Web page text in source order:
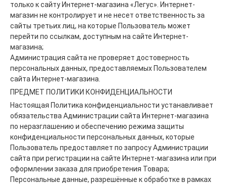
только к сайту Интернет-магазина «Легус». Интернет-
магазин не контролирует и не несет ответственность за
сайты третьих лиц, на которые Пользователь может
перейти по ссылкам, доступным на сайте Интернет-
магазина;
Администрация сайта не проверяет достоверность
персональных данных, предоставляемых Пользователем
сайта Интернет-магазина.
ПРЕДМЕТ ПОЛИТИКИ КОНФИДЕНЦИАЛЬНОСТИ
Настоящая Политика конфиденциальности устанавливает
обязательства Администрации сайта Интернет-магазина
по неразглашению и обеспечению режима защиты
конфиденциальности персональных данных, которые
Пользователь предоставляет по запросу Администрации
сайта при регистрации на сайте Интернет-магазина или при
оформлении заказа для приобретения Товара;
Персональные данные, разрешённые к обработке в рамках